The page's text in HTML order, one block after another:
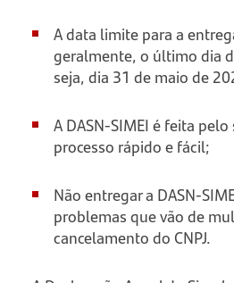
A data limite para a
geralmente, o último dia
seja, dia 31 de maio de
A DASN-SIMEI é feita
processo rápido e fácil;
Não entregar a DASN-
problemas que vão de
cancelamento do CNPJ.